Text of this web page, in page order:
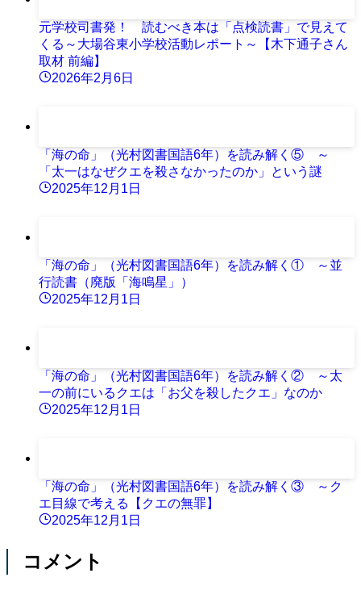
元学校司書発！ 読むべき本は「点検読書」で見えて
くる～大場谷東小学校活動レポート～【木下通子さん
取材 前編】
2026年2月6日
「海の命」（光村図書国語6年）を読み解く⑤ ～
「太一はなぜクエを殺さなかったのか」という謎
2025年12月1日
「海の命」（光村図書国語6年）を読み解く① ～並
行読書（廃版「海鳴星」）
2025年12月1日
「海の命」（光村図書国語6年）を読み解く② ～太
一の前にいるクエは「お父を殺したクエ」なのか
2025年12月1日
「海の命」（光村図書国語6年）を読み解く③ ～ク
エ目線で考える【クエの無罪】
2025年12月1日
コメント